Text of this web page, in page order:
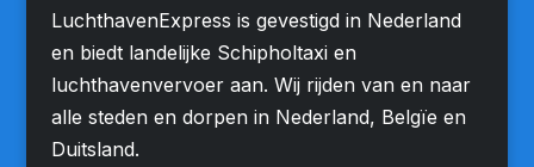
LuchthavenExpress is gevestigd in Nederland
en biedt landelijke Schipholtaxi en
luchthavenvervoer aan. Wij rijden van en naar
alle steden en dorpen in Nederland, Belgïe en
Duitsland.